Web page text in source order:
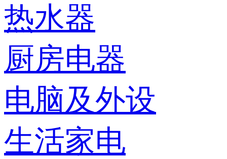
热水器
厨房电器
电脑及外设
生活家电